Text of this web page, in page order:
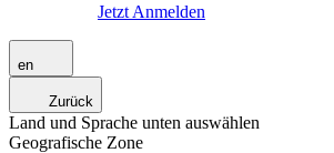
Jetzt Anmelden
en
Zurück
Land und Sprache unten auswählen
Geografische Zone